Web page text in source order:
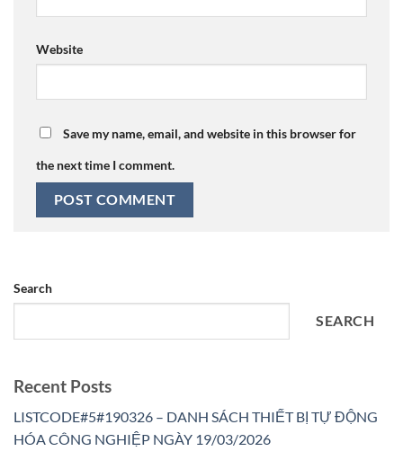
Website
Save my name, email, and website in this browser for
the next time I comment.
Search
SEARCH
Recent Posts
LISTCODE#5#190326 – DANH SÁCH THIẾT BỊ TỰ ĐỘNG
HÓA CÔNG NGHIỆP NGÀY 19/03/2026